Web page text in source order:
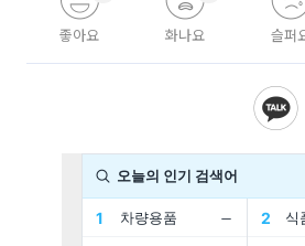
좋아요 화나요 슬퍼